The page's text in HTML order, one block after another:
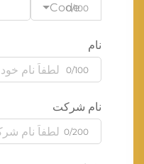
Code
0/100
نام
0/100
نام شرکت
0/200